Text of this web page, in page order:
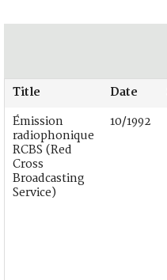
Title Date
Émission
radiophonique
RCBS (Red
Cross
Broadcasting
Service)
10/1992